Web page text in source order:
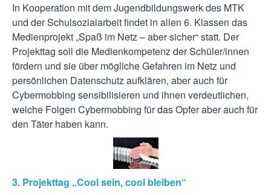
In Kooperation mit dem Jugendbildungswerk des MTK
und der Schulsozialarbeit findet in allen 6. Klassen das
Medienprojekt „Spaß im Netz – aber sicher“ statt. Der
Projekttag soll die Medienkompetenz der Schüler/innen
fördern und sie über mögliche Gefahren im Netz und
persönlichen Datenschutz aufklären, aber auch für
Cybermobbing sensibilisieren und ihnen verdeutlichen,
welche Folgen Cybermobbing für das Opfer aber auch für
den Täter haben kann.
3. Projekttag „Cool sein, cool bleiben“